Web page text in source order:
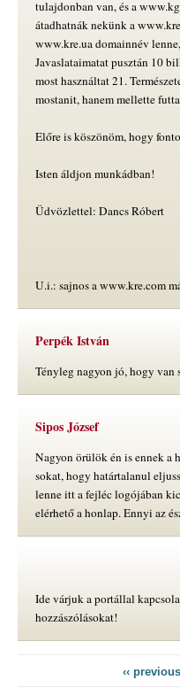
tulajdonban van, és a
átadhatnák nekünk a
www.kre.ua domainnév
Javaslataimatat pusztán 10
most használtat 21.
mostanit, hanem mellette
Előre is köszönöm, hogy
Isten áldjon munkádban!
Üdvözlettel: Dancs Róbert
U.i.: sajnos a www.kre.com
Perpék István
Tényleg nagyon jó, hogy van
Sipos József
Nagyon örülök én is ennek a
sokat, hogy határtalanul
lenne itt a fejléc logójában
elérhető a honlap. Ennyi az
Ide várjuk a portállal
hozzászólásokat!
‹‹ previous